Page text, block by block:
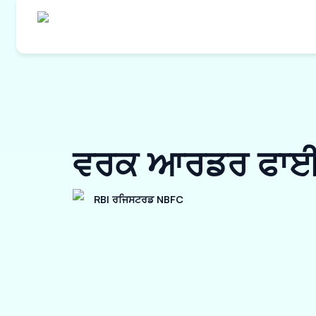
ਵਰਕ ਆਰਡਰ
RBI ਰਜਿਸਟਰਡ NBFC